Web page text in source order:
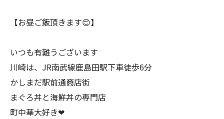
【お昼ご飯頂きます😊】
いつも有難うございます
川崎は、JR南武線鹿島田駅下車徒歩6分
かしまだ駅前通商店街
まぐろ丼と海鮮丼の専門店
町中華大好き❤